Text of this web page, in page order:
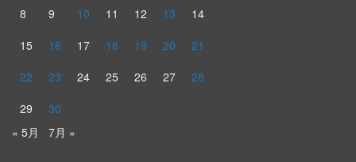
8
9 10 11 12 13
14
15
16 17 18 19 20
21
22
23 24 25 26 27
28
29
30
« 5月
7月 »